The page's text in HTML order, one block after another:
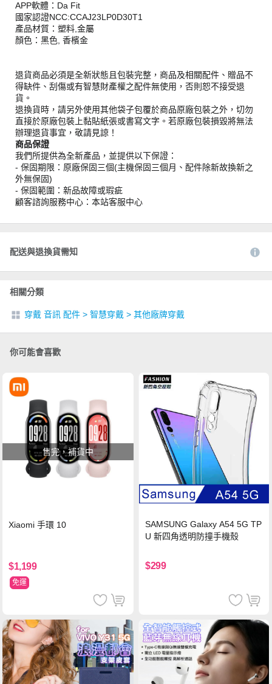
APP軟體：Da Fit
國家認證NCC:CCAJ23LP0D30T1
產品材質：塑料,金屬
顏色：黑色, 香檳金
退貨商品必須是全新狀態且包裝完整，商品及相關配件、贈品不
得缺件、刮傷或有智慧財產權之配件無使用，否則恕不接受退
貨。
退換貨時，請另外使用其他袋子包覆於商品原廠包裝之外，切勿
直接於原廠包裝上黏貼紙張或書寫文字。若原廠包裝損毀將無法
辦理退貨事宜，敬請見諒！
商品保證
我們所提供為全新產品，並提供以下保證：
- 保固期限：原廠保固三個(主機保固三個月、配件除新故換新之
外無保固)
- 保固範圍：新品故障或瑕疵
顧客諮詢服務中心：本站客服中心
配送與退換貨需知
相關分類
穿戴 音訊 配件 > 智慧穿戴 > 其他廠牌穿戴
你可能會喜歡
售完，補貨中
Xiaomi 手環 10
$1,199
免運
SAMSUNG Galaxy A54 5G TP
U 新四角透明防撞手機殼
$299